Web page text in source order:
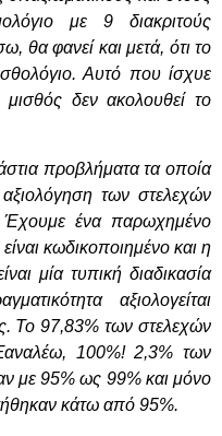
με 9 διακριτούς
θα φανεί και μετά, ότι το
Αυτό που ίσχυε
δεν ακολουθεί το
προβλήματα τα οποία
των στελεχών
Έχουμε ένα παρωχημένο
κωδικοποιημένο και η
μία τυπική διαδικασία
αξιολογείται
Το 97,83% των στελεχών
100%! 2,3% των
με 95% ως 99% και μόνο
κάτω από 95%.